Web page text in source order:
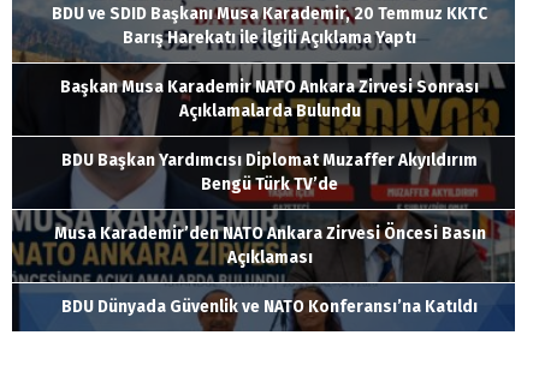
BDU ve SDID Başkanı Musa Karademir, 20 Temmuz KKTC
Barış Harekatı ile İlgili Açıklama Yaptı
Başkan Musa Karademir NATO Ankara Zirvesi Sonrası
Açıklamalarda Bulundu
BDU Başkan Yardımcısı Diplomat Muzaffer Akyıldırım
Bengü Türk TV’de
Musa Karademir’den NATO Ankara Zirvesi Öncesi Basın
Açıklaması
BDU Dünyada Güvenlik ve NATO Konferansı’na Katıldı